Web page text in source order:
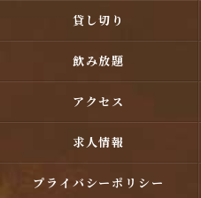
貸し切り
飲み放題
アクセス
求人情報
プライバシーポリシー